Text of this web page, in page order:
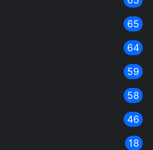
65
64
59
58
46
18